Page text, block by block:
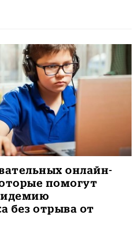
онлайн-
помогут
без отрыва от